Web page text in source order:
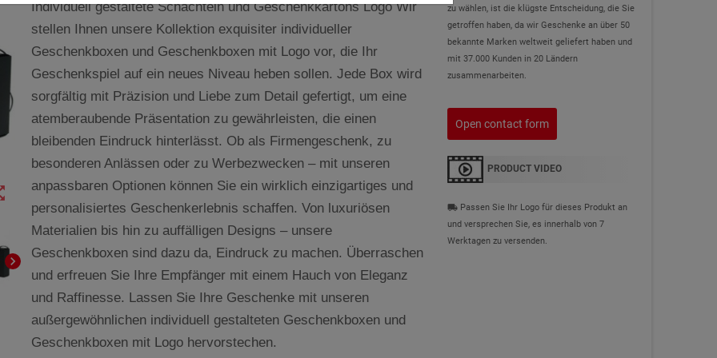
chevron_right
Individuell gestaltete Schachteln und Geschenkkartons Logo Wir
stellen Ihnen unsere Kollektion exquisiter individueller
Geschenkboxen und Geschenkboxen mit Logo vor, die Ihr
Geschenkspiel auf ein neues Niveau heben sollen. Jede Box wird
sorgfältig mit Präzision und Liebe zum Detail gefertigt, um eine
atemberaubende Präsentation zu gewährleisten, die einen
bleibenden Eindruck hinterlässt. Ob als Firmengeschenk, zu
besonderen Anlässen oder zu Werbezwecken – mit unseren
anpassbaren Optionen können Sie ein wirklich einzigartiges und
personalisiertes Geschenkerlebnis schaffen. Von luxuriösen
Materialien bis hin zu auffälligen Designs – unsere
Geschenkboxen sind dazu da, Eindruck zu machen. Überraschen
und erfreuen Sie Ihre Empfänger mit einem Hauch von Eleganz
und Raffinesse. Lassen Sie Ihre Geschenke mit unseren
außergewöhnlichen individuell gestalteten Geschenkboxen und
Geschenkboxen mit Logo hervorstechen.
zu wählen, ist die klügste Entscheidung, die Sie
getroffen haben, da wir Geschenke an über 50
bekannte Marken weltweit geliefert haben und
mit 37.000 Kunden in 20 Ländern
zusammenarbeiten.
Open contact form
PRODUCT VIDEO
local_shipping Passen Sie Ihr Logo für dieses Produkt an
und versprechen Sie, es innerhalb von 7
Werktagen zu versenden.